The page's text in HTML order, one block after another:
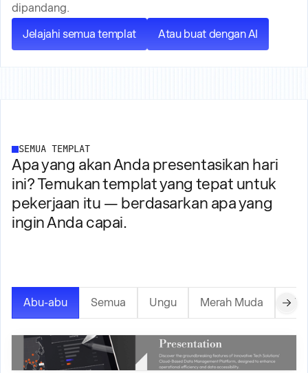
dipandang.
Jelajahi semua templat
Atau buat dengan AI
SEMUA TEMPLAT
Apa yang akan Anda presentasikan hari
ini? Temukan templat yang tepat untuk
pekerjaan itu — berdasarkan apa yang
ingin Anda capai.
Abu-abu Semua Ungu Merah Muda